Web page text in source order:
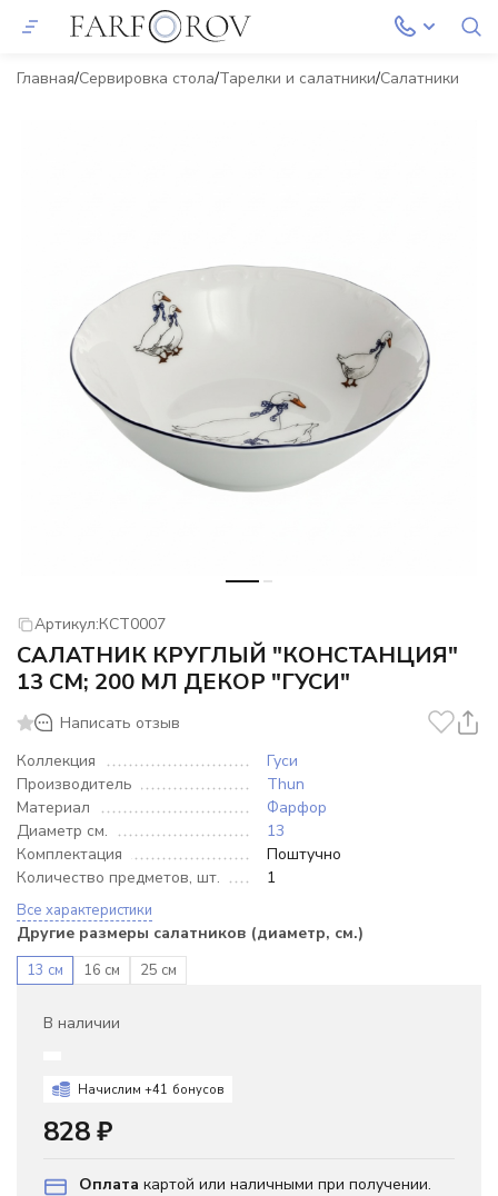
Главная Сервировка стола Тарелки и салатники Салатники
Артикул:КСТ0007
САЛАТНИК КРУГЛЫЙ "КОНСТАНЦИЯ"
13 СМ; 200 МЛ ДЕКОР "ГУСИ"
Написать отзыв
Коллекция
Гуси
Производитель
Thun
Материал
Фарфор
Диаметр см.
13
Комплектация
Поштучно
Количество предметов, шт.
1
Все характеристики
Другие размеры салатников (диаметр, см.)
13 см 16 см 25 см
В наличии
Начислим +41 бонусов
828₽
Оплата картой или наличными при получении.